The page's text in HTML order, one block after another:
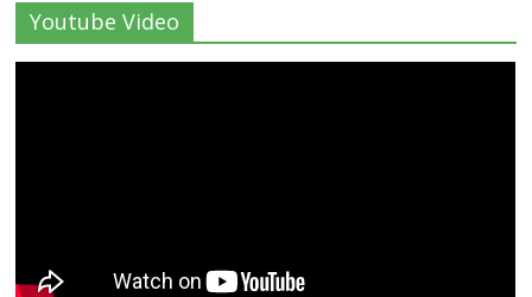
Youtube Video